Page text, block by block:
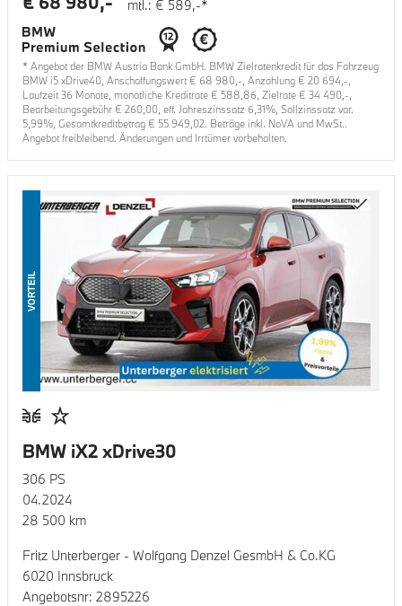
mtl.: € 589,-*
* Angebot der BMW Austria Bank GmbH. BMW Zielratenkredit für das Fahrzeug
BMW i5 xDrive40 , Anschaffungswert € 68 980 ,-, Anzahlung € 20 694 ,-,
Laufzeit36 Monate, monatliche Kreditrate € 588,86 , Zielrate € 34 490 ,-,
Bearbeitungsgebühr € 260,00 , eff. Jahreszinssatz 6,31%, Sollzinssatz var.
5,99%, Gesamtkreditbetrag € 55 949,02. Beträge inkl. NoVA und MwSt..
Angebot freibleibend. Änderungen und Irrtümer vorbehalten.
VORTEIL
BMW iX2 xDrive30
306 PS
04.2024
28 500 km
Fritz Unterberger - Wolfgang Denzel GesmbH & Co.KG
6020 Innsbruck
Angebotsnr: 2895226